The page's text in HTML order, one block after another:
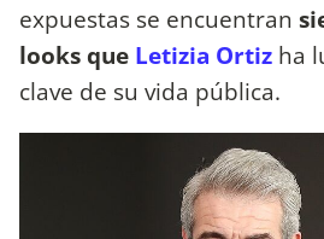
expuestas se encuentran
looks que Letizia Ortiz ha
clave de su vida pública.